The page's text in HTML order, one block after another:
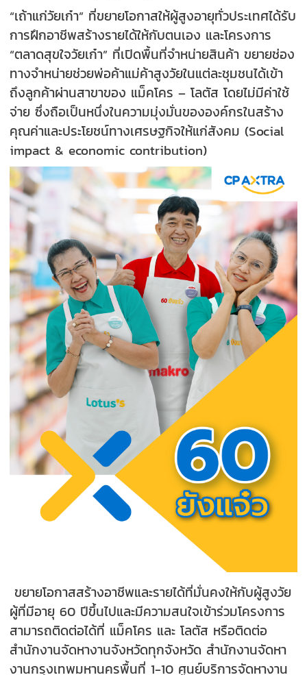
“เถ้าแก่วัยเก๋า” ที่ขยายโอกาสให้ผู้สูงอายุทั่วประเทศได้รับ
การฝึกอาชีพสร้างรายได้ให้กับตนเอง และโครงการ
“ตลาดสุขใจวัยเก๋า” ที่เปิดพื้นที่จำหน่ายสินค้า ขยายช่อง
ทางจำหน่ายช่วยพ่อค้าแม่ค้าสูงวัยในแต่ละชุมชนได้เข้า
ถึงลูกค้าผ่านสาขาของ แม็คโคร – โลตัส โดยไม่มีค่าใช้
จ่าย ซึ่งถือเป็นหนึ่งในความมุ่งมั่นขององค์กรในสร้าง
คุณค่าและประโยชน์ทางเศรษฐกิจให้แก่สังคม (Social
impact & economic contribution)
ขยายโอกาสสร้างอาชีพและรายได้ที่มั่นคงให้กับผู้สูงวัย
ผู้ที่มีอายุ 60 ปีขึ้นไปและมีความสนใจเข้าร่วมโครงการ
สามารถติดต่อได้ที่ แม็คโคร และ โลตัส หรือติดต่อ
สำนักงานจัดหางานจังหวัดทุกจังหวัด สำนักงานจัดหา
งานกรุงเทพมหานครพื้นที่ 1-10 ศูนย์บริการจัดหางาน